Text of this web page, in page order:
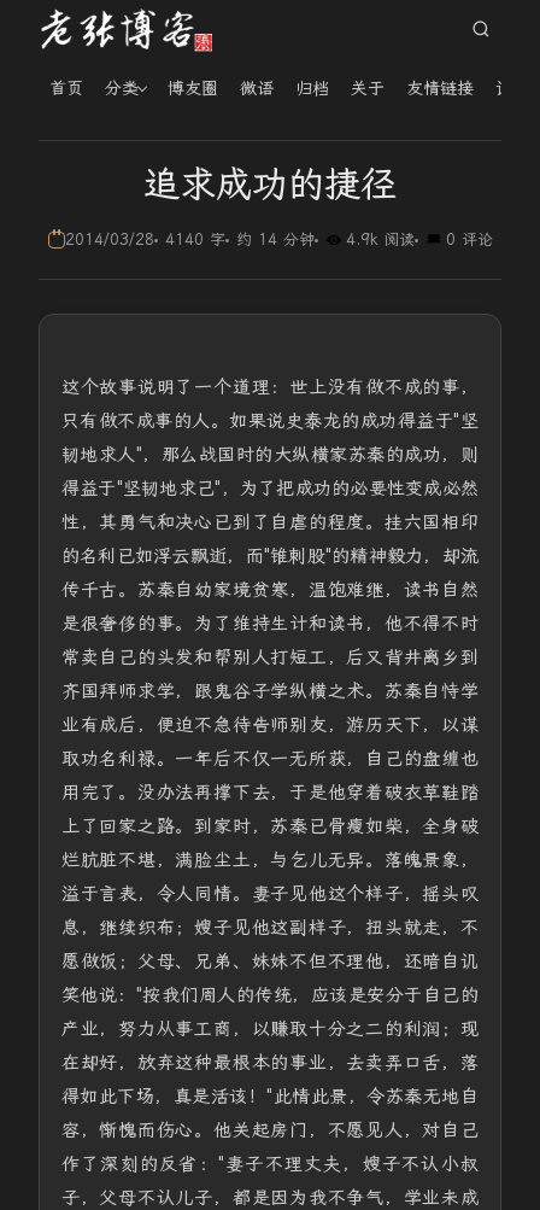
首页 分类 博友圈 微语 归档 关于 友情链接 读者
追求成功的捷径
2014/03/28 4140 字 约 14 分钟 4.9k 阅读 0 评论
这个故事说明了一个道理：世上没有做不成的事，
只有做不成事的人。如果说史泰龙的成功得益于"坚
韧地求人"，那么战国时的大纵横家苏秦的成功，则
得益于"坚韧地求己"，为了把成功的必要性变成必然
性，其勇气和决心已到了自虐的程度。挂六国相印
的名利已如浮云飘逝，而"锥刺股"的精神毅力，却流
传千古。苏秦自幼家境贫寒，温饱难继，读书自然
是很奢侈的事。为了维持生计和读书，他不得不时
常卖自己的头发和帮别人打短工，后又背井离乡到
齐国拜师求学，跟鬼谷子学纵横之术。苏秦自恃学
业有成后，便迫不急待告师别友，游历天下，以谋
取功名利禄。一年后不仅一无所获，自己的盘缠也
用完了。没办法再撑下去，于是他穿着破衣草鞋踏
上了回家之路。到家时，苏秦已骨瘦如柴，全身破
烂肮脏不堪，满脸尘土，与乞儿无异。落魄景象，
溢于言表，令人同情。妻子见他这个样子，摇头叹
息，继续织布；嫂子见他这副样子，扭头就走，不
愿做饭；父母、兄弟、妹妹不但不理他，还暗自讥
笑他说："按我们周人的传统，应该是安分于自己的
产业，努力从事工商，以赚取十分之二的利润；现
在却好，放弃这种最根本的事业，去卖弄口舌，落
得如此下场，真是活该！"此情此景，令苏秦无地自
容，惭愧而伤心。他关起房门，不愿见人，对自己
作了深刻的反省："妻子不理丈夫，嫂子不认小叔
子，父母不认儿子，都是因为我不争气，学业未成